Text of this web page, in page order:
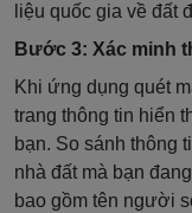
liệu quốc gia về đất
Bước 3: Xác minh
Khi ứng dụng quét
trang thông tin hiển
bạn. So sánh thông
nhà đất mà bạn
bao gồm tên người